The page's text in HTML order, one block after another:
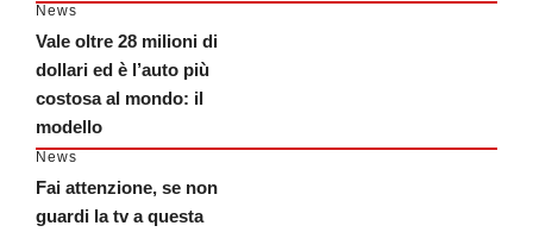
News
Vale oltre 28 milioni di
dollari ed è l’auto più
costosa al mondo: il
modello
News
Fai attenzione, se non
guardi la tv a questa